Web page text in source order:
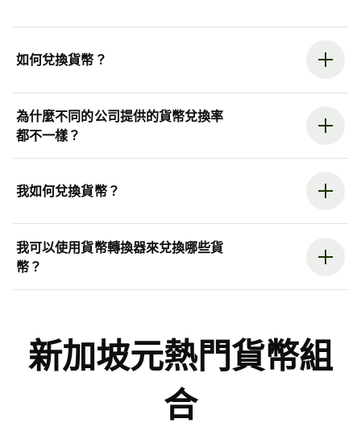
如何兌換貨幣？
為什麼不同的公司提供的貨幣兌換率
都不一樣？
我如何兌換貨幣？
我可以使用貨幣轉換器來兌換哪些貨
幣？
新加坡元熱門貨幣組
合